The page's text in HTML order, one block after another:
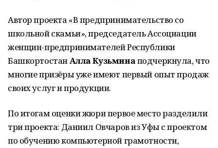
Автор проекта «В предпринимательство со
школьной скамьи», председатель Ассоциации
женщин-предпринимателей Республики
БашкортостанАлла Кузьминаподчеркнула, что
многие призёры уже имеют первый опыт продаж
своих услуг и продукции.
По итогам оценки жюри первое место разделили
три проекта: Даниил Овчаров из Уфы с проектом
по обучению компьютерной грамотности,